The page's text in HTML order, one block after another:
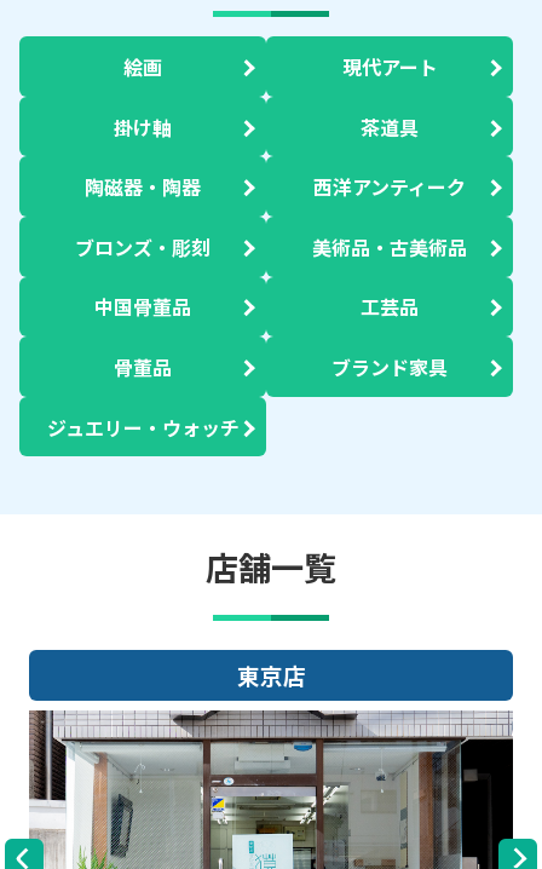
絵画 現代アート
掛け軸 茶道具
陶磁器・陶器 西洋アンティーク
ブロンズ・彫刻 美術品・古美術品
中国骨董品 工芸品
骨董品 ブランド家具
ジュエリー・ウォッチ
店舗一覧